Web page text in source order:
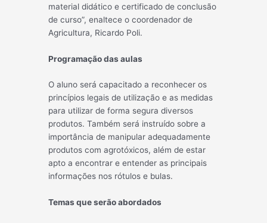
material didático e certificado de conclusão
de curso”, enaltece o coordenador de
Agricultura, Ricardo Poli.
Programação das aulas
O aluno será capacitado a reconhecer os
princípios legais de utilização e as medidas
para utilizar de forma segura diversos
produtos. Também será instruído sobre a
importância de manipular adequadamente
produtos com agrotóxicos, além de estar
apto a encontrar e entender as principais
informações nos rótulos e bulas.
Temas que serão abordados